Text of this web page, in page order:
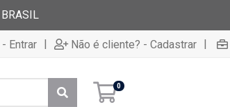
BRASIL
Entrar | Não é cliente? - Cadastrar |
0